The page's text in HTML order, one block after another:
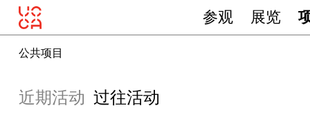
参观 展览
公共项目
近期活动 过往活动